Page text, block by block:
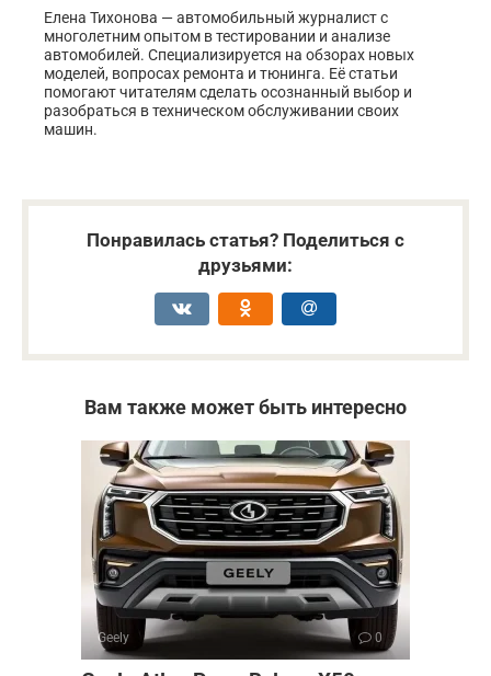
Елена Тихонова — автомобильный журналист с
многолетним опытом в тестировании и анализе
автомобилей. Специализируется на обзорах новых
моделей, вопросах ремонта и тюнинга. Её статьи
помогают читателям сделать осознанный выбор и
разобраться в техническом обслуживании своих
машин.
Понравилась статья? Поделиться с
друзьями:
Вам также может быть интересно
Geely 0